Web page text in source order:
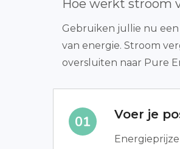
Hoe werkt stroom
Gebruiken jullie nu
van energie. Stroom
oversluiten naar Pure
Voer je